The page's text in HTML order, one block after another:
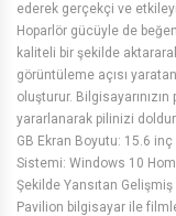
ederek gerçekçi ve
Hoparlör gücüyle de
kaliteli bir şekilde
görüntüleme açısı
oluşturur.
yararlanarak pilinizi
GB Ekran Boyutu: 15.6
Sistemi: Windows 10
Şekilde Yansıtan
Pavilion bilgisayar ile